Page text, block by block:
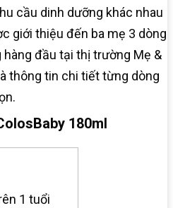
cầu dinh dưỡng khác nhau
giới thiệu đến ba mẹ 3 dòng
đầu tại thị trường Mẹ &
thông tin chi tiết từng dòng
180ml
1 tuổi